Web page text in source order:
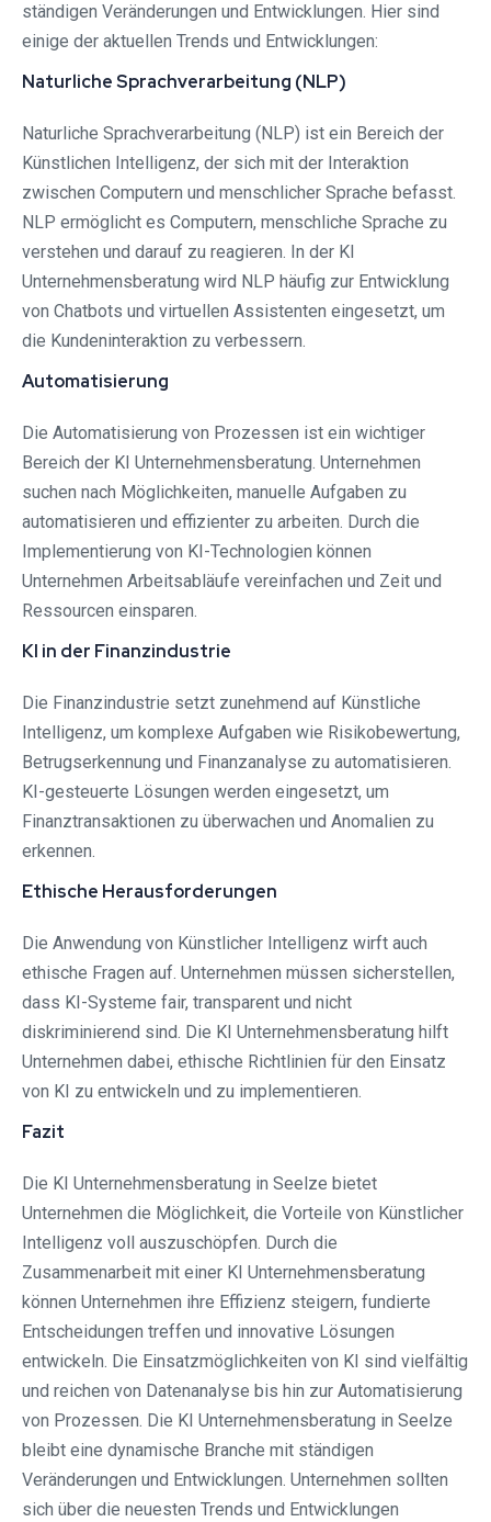
ständigen Veränderungen und Entwicklungen. Hier sind
einige der aktuellen Trends und Entwicklungen:
Naturliche Sprachverarbeitung (NLP)
Naturliche Sprachverarbeitung (NLP) ist ein Bereich der
Künstlichen Intelligenz, der sich mit der Interaktion
zwischen Computern und menschlicher Sprache befasst.
NLP ermöglicht es Computern, menschliche Sprache zu
verstehen und darauf zu reagieren. In der KI
Unternehmensberatung wird NLP häufig zur Entwicklung
von Chatbots und virtuellen Assistenten eingesetzt, um
die Kundeninteraktion zu verbessern.
Automatisierung
Die Automatisierung von Prozessen ist ein wichtiger
Bereich der KI Unternehmensberatung. Unternehmen
suchen nach Möglichkeiten, manuelle Aufgaben zu
automatisieren und effizienter zu arbeiten. Durch die
Implementierung von KI-Technologien können
Unternehmen Arbeitsabläufe vereinfachen und Zeit und
Ressourcen einsparen.
KI in der Finanzindustrie
Die Finanzindustrie setzt zunehmend auf Künstliche
Intelligenz, um komplexe Aufgaben wie Risikobewertung,
Betrugserkennung und Finanzanalyse zu automatisieren.
KI-gesteuerte Lösungen werden eingesetzt, um
Finanztransaktionen zu überwachen und Anomalien zu
erkennen.
Ethische Herausforderungen
Die Anwendung von Künstlicher Intelligenz wirft auch
ethische Fragen auf. Unternehmen müssen sicherstellen,
dass KI-Systeme fair, transparent und nicht
diskriminierend sind. Die KI Unternehmensberatung hilft
Unternehmen dabei, ethische Richtlinien für den Einsatz
von KI zu entwickeln und zu implementieren.
Fazit
Die KI Unternehmensberatung in Seelze bietet
Unternehmen die Möglichkeit, die Vorteile von Künstlicher
Intelligenz voll auszuschöpfen. Durch die
Zusammenarbeit mit einer KI Unternehmensberatung
können Unternehmen ihre Effizienz steigern, fundierte
Entscheidungen treffen und innovative Lösungen
entwickeln. Die Einsatzmöglichkeiten von KI sind vielfältig
und reichen von Datenanalyse bis hin zur Automatisierung
von Prozessen. Die KI Unternehmensberatung in Seelze
bleibt eine dynamische Branche mit ständigen
Veränderungen und Entwicklungen. Unternehmen sollten
sich über die neuesten Trends und Entwicklungen